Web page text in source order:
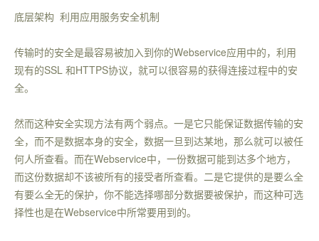
底层架构 利用应用服务安全机制
传输时的安全是最容易被加入到你的Webservice应用中的，利用
现有的SSL 和HTTPS协议，就可以很容易的获得连接过程中的安
全。
然而这种安全实现方法有两个弱点。一是它只能保证数据传输的安
全，而不是数据本身的安全，数据一旦到达某地，那么就可以被任
何人所查看。而在Webservice中，一份数据可能到达多个地方，
而这份数据却不该被所有的接受者所查看。二是它提供的是要么全
有要么全无的保护，你不能选择哪部分数据要被保护，而这种可选
择性也是在Webservice中所常要用到的。